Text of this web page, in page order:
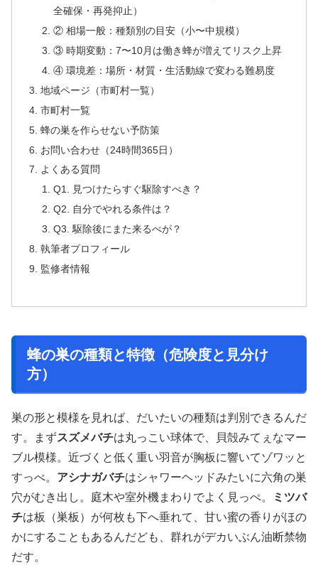
全確保・再発抑止）
② 相場一般：種類別の目安（小〜中規模）
③ 時期変動：7〜10月は働き蜂が増えてリスク上昇
④ 環境差：場所・材質・生活動線で変わる難易度
地域ページ（市町村一覧）
市町村一覧
蜂の巣を作らせない予防策
お問い合わせ（24時間365日）
よくある質問
Q1. 見つけたらすぐ駆除すべき？
Q2. 自分でやれる条件は？
Q3. 駆除後にまた来るべが？
執筆者プロフィール
監修者情報
蜂の巣の種類と特徴（危険度と見分け
方）
巣の形と模様を見れば、だいたいの種類は判別できるんだ
す。まずスズメバチは丸っこい球体で、貝殻みてぇなマー
ブル模様。近づくと低く重い羽音が胸板に響いてゾワッと
すっべ。 アシナガバチはシャワーヘッドみたいに六角の巣
穴がむき出し。庭木や室外機まわりでよく見っぺ。
ミツバ
チは板（巣板）が何枚も下へ垂れて、甘い蜜の香りがほの
かにすることもあるんだども、群れがデカいぶん油断禁物
だす。